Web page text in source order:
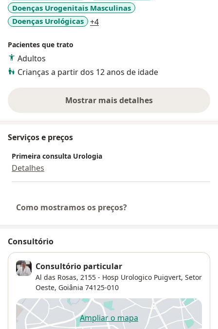
Doenças Urogenitais Masculinas
Doenças Urológicas
+4a11y_sr_more_diseases
Pacientes que trato
Adultos
Crianças a partir dos 12 anos de idade
Mostrar mais detalhes
sobre a experiência
Serviços e preços
Primeira consulta Urologia
Detalhes
Como mostramos os preços?
Consultório
Consultório particular
Al das Rosas, 2155 - Hosp Urologico Puigvert, Setor
Oeste, Goiânia 74125-010
Ampliar o mapaabre num novo separador